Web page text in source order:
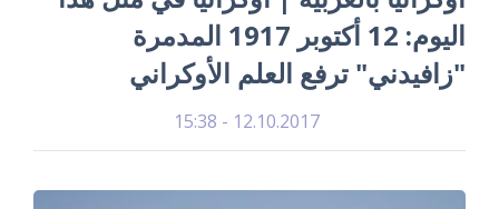
اليوم: 12 أكتوبر 1917 المدمرة
"زافيدني" ترفع العلم الأوكراني
12.10.2017 - 15:38